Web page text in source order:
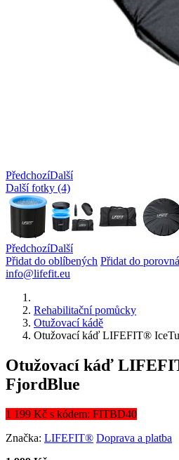
PředchozíDalší
Další fotky (4)
PředchozíDalší
Přidat do oblíbených Přidat do
info@lifefit.eu
Rehabilitační pomůcky
Otužovací kádě
Otužovací káď LIFEFIT®
Otužovací káď
FjordBlue
1 199 Kč s kódem: FITBD40
Značka: LIFEFIT® Doprava a platba